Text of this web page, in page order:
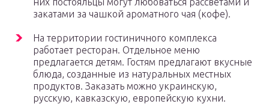
закатами за чашкой ароматного чая (кофе).
На территории гостиничного комплекса
работает ресторан. Отдельное меню
предлагается детям. Гостям предлагают вкусные
блюда, созданные из натуральных местных
продуктов. Заказать можно украинскую,
русскую, кавказскую, европейскую кухни.